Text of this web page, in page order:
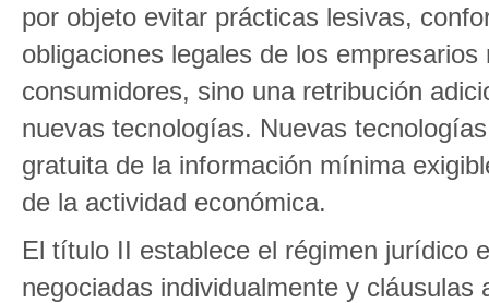
por objeto evitar prácticas lesivas,
obligaciones legales de los
consumidores, sino una retribución
nuevas tecnologías. Nuevas
gratuita de la información mínima
de la actividad económica.
El título II establece el régimen jurídico
negociadas individualmente y